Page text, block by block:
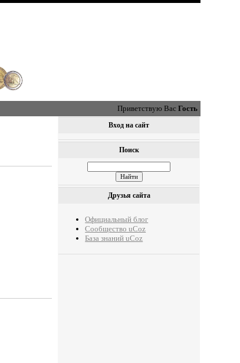
Приветствую Вас Гость
Вход на сайт
Поиск
Друзья сайта
Официальный блог
Сообщество uCoz
База знаний uCoz